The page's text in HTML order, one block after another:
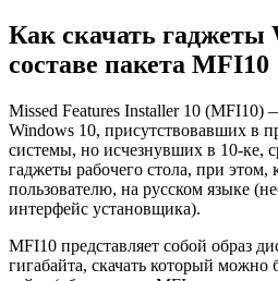
Как скачать гаджеты
составе пакета MFI10
Missed Features Installer 10 (MFI10)
Windows 10, присутствовавших в
системы, но исчезнувших в 10-ке,
гаджеты рабочего стола, при этом,
пользователю, на русском языке
интерфейс установщика).
MFI10 представляет собой образ
гигабайта, скачать который можно